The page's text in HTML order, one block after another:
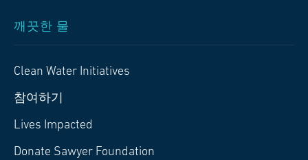
깨끗한 물
Clean Water Initiatives
참여하기
Lives Impacted
Donate Sawyer Foundation